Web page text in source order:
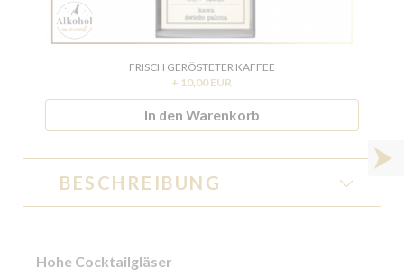
FRISCH GERÖSTETER KAFFEE
+ 10,00 EUR
In den Warenkorb
BESCHREIBUNG
Hohe Cocktailgläser